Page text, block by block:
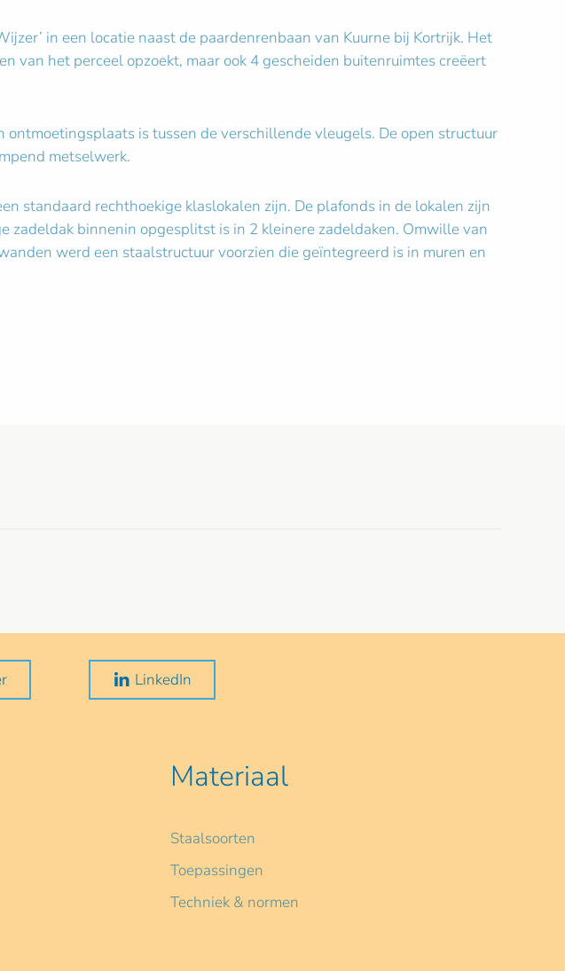
in een locatie naast de paardenrenbaan van Kuurne bij Kortrijk. Het
van het perceel opzoekt, maar ook 4 gescheiden buitenruimtes creëert
is tussen de verschillende vleugels. De open structuur
metselwerk.
standaard rechthoekige klaslokalen zijn. De plafonds in de lokalen zijn
zadeldak binnenin opgesplitst is in 2 kleinere zadeldaken. Omwille van
werd een staalstructuur voorzien die geïntegreerd is in muren en
LinkedIn
Materiaal
Staalsoorten
Toepassingen
Techniek & normen